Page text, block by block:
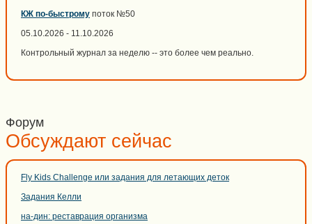
КЖ по-быстрому поток №50
05.10.2026 - 11.10.2026
Контрольный журнал за неделю -- это более чем реально.
Форум
Обсуждают сейчас
Fly Kids Challenge или задания для летающих деток
Задания Келли
на-дин: реставрация организма